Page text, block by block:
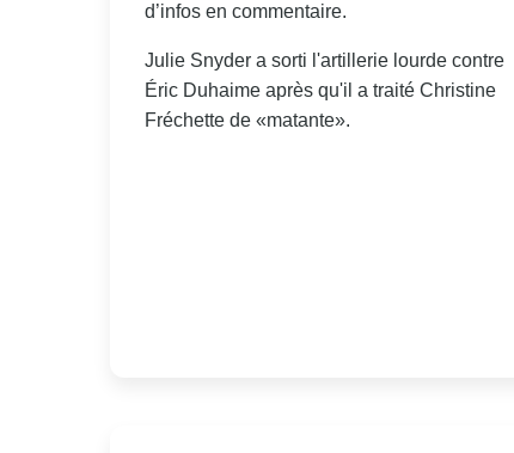
d’infos en commentaire.
Julie Snyder a sorti l'artillerie lourde contre
Éric Duhaime après qu'il a traité Christine
Fréchette de «matante».